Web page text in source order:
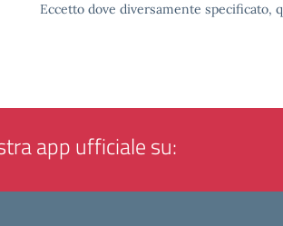
Eccetto dove diversamente specificato,
app ufficiale su: